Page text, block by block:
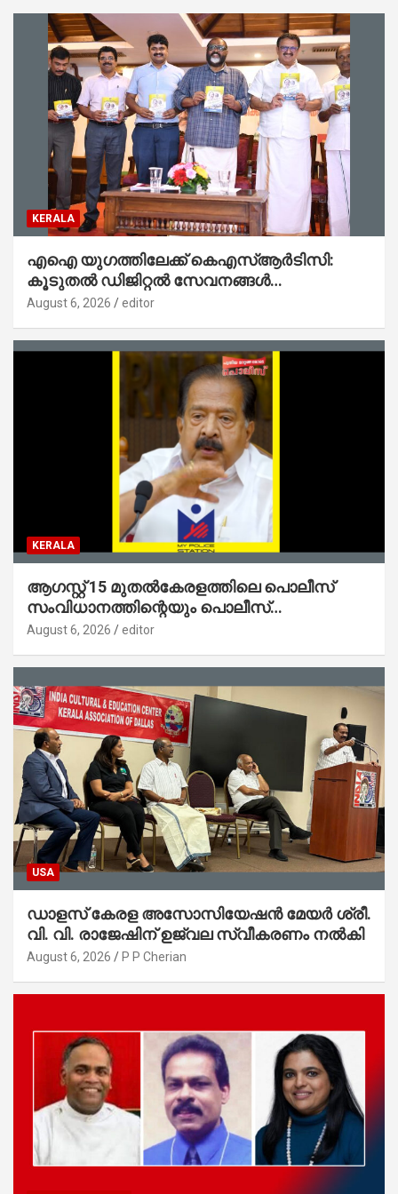
KERALA
എഐ യുഗത്തിലേക്ക് കെഎസ്ആർടിസി:
കൂടുതൽ ഡിജിറ്റൽ സേവനങ്ങൾ
ജനങ്ങളിലേക്കെത്തിക്കും – മന്ത്രി സി പി
August 6, 2026 editor
KERALA
ആഗസ്റ്റ് 15 മുതല്‍കേരളത്തിലെ പൊലീസ്
സംവിധാനത്തിന്റെയും പൊലീസ്
സ്റ്റേഷനുകളുടെയും മുഖഛായ മാറുകയാണ് :
August 6, 2026 editor
USA
ഡാളസ് കേരള അസോസിയേഷൻ മേയർ ശ്രീ.
വി. വി. രാജേഷിന് ഉജ്വല സ്വീകരണം നൽകി
August 6, 2026 P P Cherian